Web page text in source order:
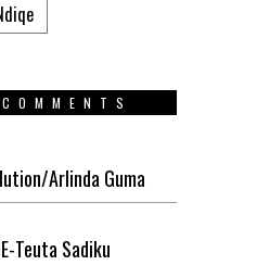
Arlinda Guma
Teuta Sadiku